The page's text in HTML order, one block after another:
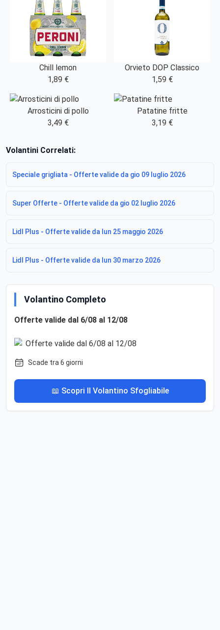
Chill lemon
1,89 €
Orvieto DOP Classico
1,59 €
Arrosticini di pollo
3,49 €
Patatine fritte
3,19 €
Volantini Correlati:
Speciale grigliata - Offerte valide da gio 09 luglio 2026
Super Offerte - Offerte valide da gio 02 luglio 2026
Lidl Plus - Offerte valide da lun 25 maggio 2026
Lidl Plus - Offerte valide da lun 30 marzo 2026
Volantino Completo
Offerte valide dal 6/08 al 12/08
Scade tra 6 giorni
📖 Scopri Il Volantino Sfogliabile